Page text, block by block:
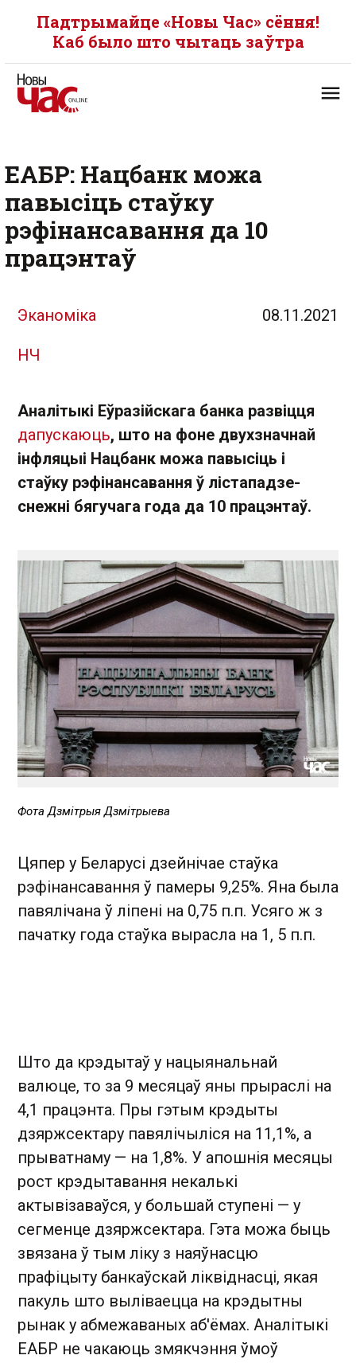
Падтрымайце «Новы Час» сёння!
Каб было што чытаць заўтра
ЕАБР: Нацбанк можа
павысіць стаўку
рэфінансавання да 10
працэнтаў
Эканоміка 08.11.2021
НЧ
Аналітыкі Еўразійскага банка развіцця
дапускаюць, што на фоне двухзначнай
інфляцыі Нацбанк можа павысіць і
стаўку рэфінансавання ў лістападзе-
снежні бягучага года да 10 працэнтаў.
Фота Дзмітрыя Дзмітрыева
Цяпер у Беларусі дзейнічае стаўка
рэфінансавання ў памеры 9,25%. Яна была
павялічана ў ліпені на 0,75 п.п. Усяго ж з
пачатку года стаўка вырасла на 1, 5 п.п.
Што да крэдытаў у нацыянальнай
валюце, то за 9 месяцаў яны прыраслі на
4,1 працэнта. Пры гэтым крэдыты
дзяржсектару павялічыліся на 11,1%, а
прыватнаму — на 1,8%. У апошнія месяцы
рост крэдытавання некалькі
актывізаваўся, у большай ступені — у
сегменце дзяржсектара. Гэта можа быць
звязана ў тым ліку з наяўнасцю
прафіцыту банкаўскай ліквіднасці, якая
пакуль што выліваецца на крэдытны
рынак у абмежаваных аб'ёмах. Аналітыкі
ЕАБР не чакаюць змякчэння ўмоў